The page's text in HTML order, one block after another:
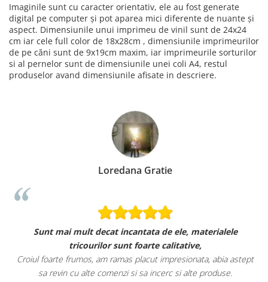
Imaginile sunt cu caracter orientativ, ele au fost generate
digital pe computer și pot aparea mici diferente de nuante și
aspect. Dimensiunile unui imprimeu de vinil sunt de 24x24
cm iar cele full color de 18x28cm , dimensiunile imprimeurilor
de pe căni sunt de 9x19cm maxim, iar imprimeurile sorturilor
si al pernelor sunt de dimensiunile unei coli A4, restul
produselor avand dimensiunile afisate in descriere.
Loredana Gratie
Sunt mai mult decat incantata de ele, materialele
tricourilor sunt foarte calitative,
Croiul foarte frumos, am ramas placut impresionata, abia astept
sa revin cu alte comenzi si sa incerc si alte produse.